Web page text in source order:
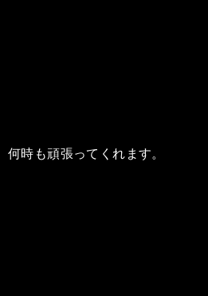
何時も頑張ってくれます。